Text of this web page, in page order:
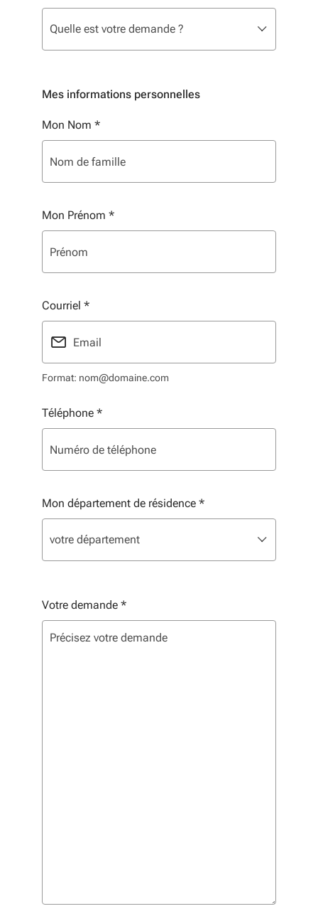
Quelle est votre demande ?
Mes informations personnelles
Mon Nom *
Mon Prénom *
Courriel *
Format: nom@domaine.com
Téléphone *
Mon département de résidence *
votre département
Votre demande *